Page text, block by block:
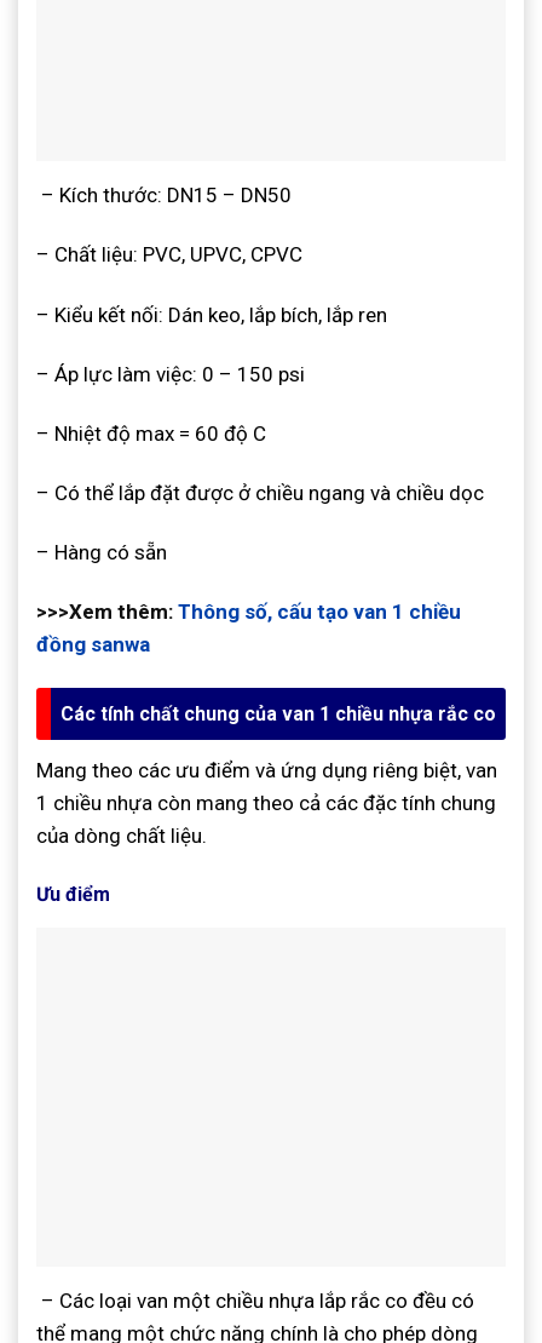
– Kích thước: DN15 – DN50
– Chất liệu: PVC, UPVC, CPVC
– Kiểu kết nối: Dán keo, lắp bích, lắp ren
– Áp lực làm việc: 0 – 150 psi
– Nhiệt độ max = 60 độ C
– Có thể lắp đặt được ở chiều ngang và chiều dọc
– Hàng có sẵn
>>>Xem thêm: Thông số, cấu tạo van 1 chiều
đồng sanwa
Các tính chất chung của van 1 chiều nhựa rắc co
Mang theo các ưu điểm và ứng dụng riêng biệt, van
1 chiều nhựa còn mang theo cả các đặc tính chung
của dòng chất liệu.
Ưu điểm
– Các loại van một chiều nhựa lắp rắc co đều có
thể mang một chức năng chính là cho phép dòng